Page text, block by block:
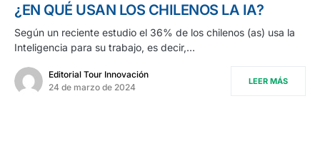
¿EN QUÉ USAN LOS CHILENOS LA IA?
Según un reciente estudio el 36% de los chilenos (as) usa la
Inteligencia para su trabajo, es decir,…
Editorial Tour Innovación
24 de marzo de 2024
LEER MÁS